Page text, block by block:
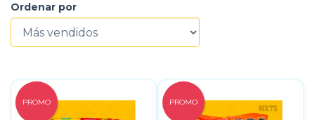
Ordenar por
PROMO PROMO